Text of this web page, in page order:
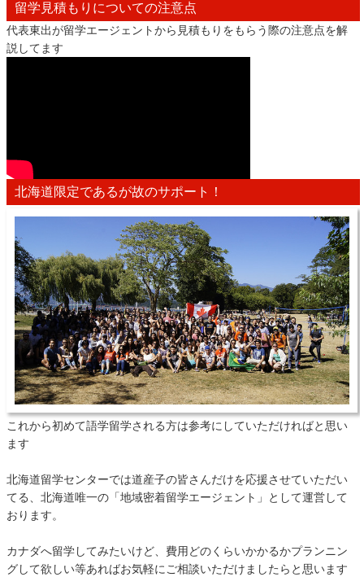
留学見積もりについての注意点
代表東出が留学エージェントから見積もりをもらう際の注意点を解
説してます
北海道限定であるが故のサポート！
これから初めて語学留学される方は参考にしていただければと思い
ます
北海道留学センターでは道産子の皆さんだけを応援させていただい
てる、北海道唯一の「地域密着留学エージェント」として運営して
おります。
カナダへ留学してみたいけど、費用どのくらいかかるかプランニン
グして欲しい等あればお気軽にご相談いただけましたらと思います